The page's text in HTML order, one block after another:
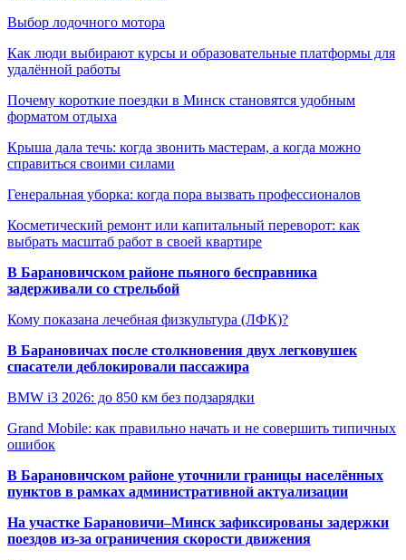
Выбор лодочного мотора
Как люди выбирают курсы и образовательные платформы для
удалённой работы
Почему короткие поездки в Минск становятся удобным
форматом отдыха
Крыша дала течь: когда звонить мастерам, а когда можно
справиться своими силами
Генеральная уборка: когда пора вызвать профессионалов
Косметический ремонт или капитальный переворот: как
выбрать масштаб работ в своей квартире
В Барановичском районе пьяного бесправника
задерживали со стрельбой
Кому показана лечебная физкультура (ЛФК)?
В Барановичах после столкновения двух легковушек
спасатели деблокировали пассажира
BMW i3 2026: до 850 км без подзарядки
Grand Mobile: как правильно начать и не совершить типичных
ошибок
В Барановичском районе уточнили границы населённых
пунктов в рамках административной актуализации
На участке Барановичи–Минск зафиксированы задержки
поездов из-за ограничения скорости движения